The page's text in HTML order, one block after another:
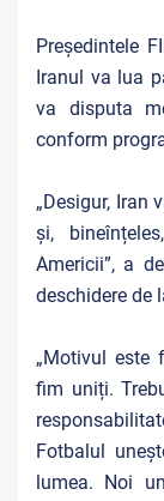
Președintele
Iranul va lua
va disputa
conform
„Desigur, Iran
și,
Americii”, a
deschidere de
„Motivul este
fim uniți.
Fotbalul
lumea. Noi